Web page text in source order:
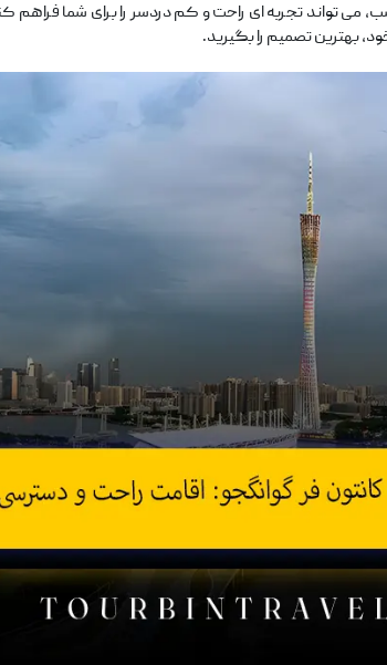
می ‌تواند تجربه ‌ای راحت و کم‌ دردسر را برای شما فراهم
بهترین تصمیم را بگیرید.